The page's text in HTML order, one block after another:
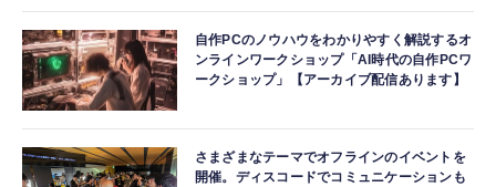
自作PCのノウハウをわかりやすく解説するオ
ンラインワークショップ「AI時代の自作PCワ
ークショップ」【アーカイブ配信あります】
さまざまなテーマでオフラインのイベントを
開催。ディスコードでコミュニケーションも